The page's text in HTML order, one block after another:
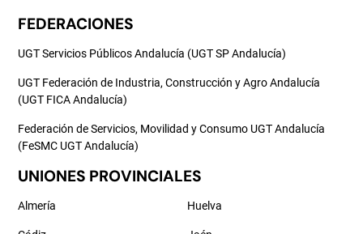
FEDERACIONES
UGT Servicios Públicos Andalucía (UGT SP Andalucía)
UGT Federación de Industria, Construcción y Agro Andalucía
(UGT FICA Andalucía)
Federación de Servicios, Movilidad y Consumo UGT Andalucía
(FeSMC UGT Andalucía)
UNIONES PROVINCIALES
Almería Huelva